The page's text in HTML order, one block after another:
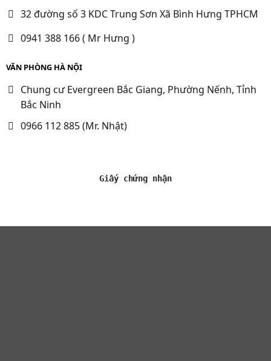
32 đường số 3 KDC Trung Sơn Xã Bình Hưng TPHCM
0941 388 166 ( Mr Hưng )
VĂN PHÒNG HÀ NỘI
Chung cư Evergreen Bắc Giang, Phường Nếnh, Tỉnh
Bắc Ninh
0966 112 885 (Mr. Nhật)
Giấy chứng nhận